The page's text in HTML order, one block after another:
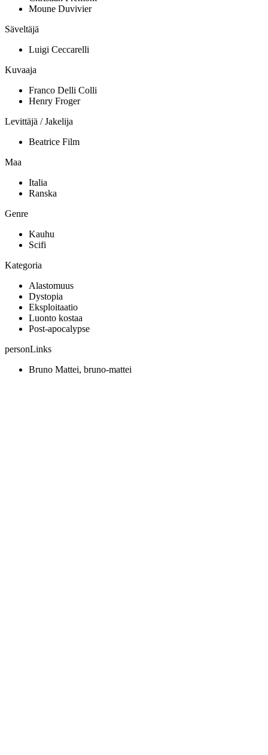
Moune Duvivier
Säveltäjä
Luigi Ceccarelli
Kuvaaja
Franco Delli Colli
Henry Froger
Levittäjä / Jakelija
Beatrice Film
Maa
Italia
Ranska
Genre
Kauhu
Scifi
Kategoria
Alastomuus
Dystopia
Eksploitaatio
Luonto kostaa
Post-apocalypse
personLinks
Bruno Mattei, bruno-mattei